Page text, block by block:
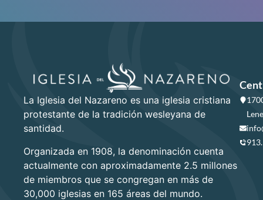
La Iglesia del Nazareno es una iglesia cristiana
protestante de la tradición wesleyana de
santidad.
Organizada en 1908, la denominación cuenta
actualmente con aproximadamente 2.5 millones
de miembros que se congregan en más de
30,000 iglesias en 165 áreas del mundo.